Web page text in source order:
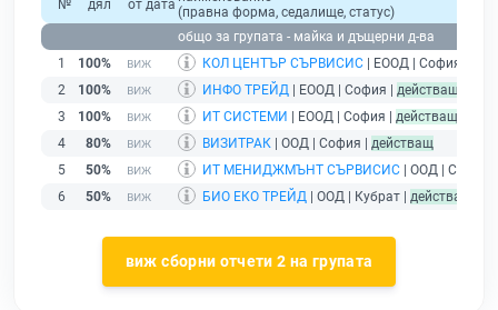
№ дял от дата (правна форма, седалище, статус)
общо за групата - майка и дъщерни д-ва
1
100% КОЛ ЦЕНТЪР СЪРВИСИС | ЕООД | София |
2
100% ИНФО ТРЕЙД | ЕООД | София | действащ
3
100% ИТ СИСТЕМИ | ЕООД | София | действащ
4
80% ВИЗИТРАК | ООД | София | действащ
5
50% ИТ МЕНИДЖМЪНТ СЪРВИСИС | ООД | София
6
50% БИО ЕКО ТРЕЙД | ООД | Кубрат | действащ
виж сборни отчети 2 на групата